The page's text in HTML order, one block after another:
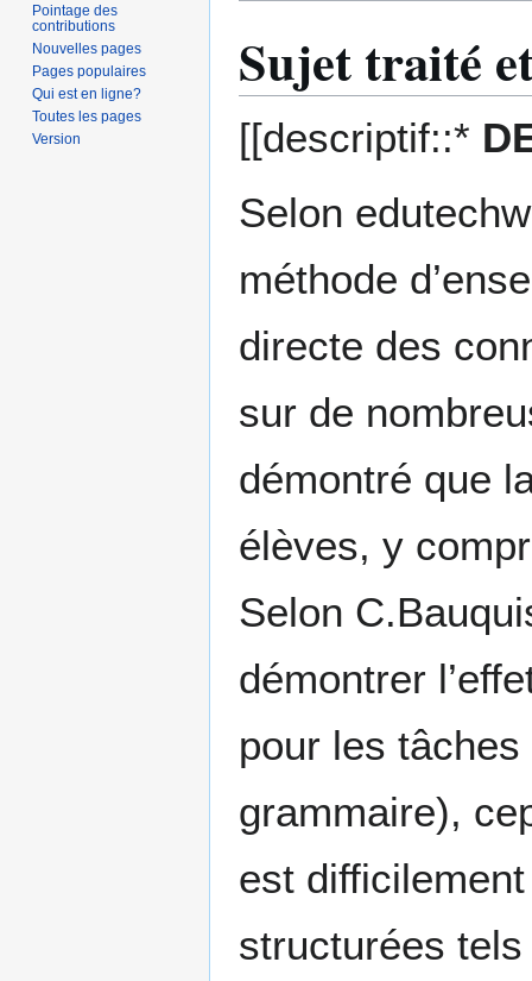
Sujet traité
[[descriptif::*
Selon
méthode
directe des
sur de
démontré que
élèves, y
Selon
démontrer
pour les
grammaire),
est
structurées tels
Pointage des
contributions
Nouvelles pages
Pages populaires
Qui est en ligne?
Toutes les pages
Version